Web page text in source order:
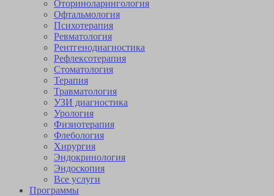
Оторино­ларингология
Офтальмология
Психотерапия
Ревматология
Рентгенодиагностика
Рефлексотерапия
Стоматология
Терапия
Травматология
УЗИ диагностика
Урология
Физиотерапия
Флебология
Хирургия
Эндокринология
Эндоскопия
Все услуги
Программы